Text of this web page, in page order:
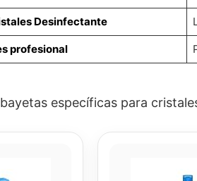
Desinfectante
profesional
específicas para